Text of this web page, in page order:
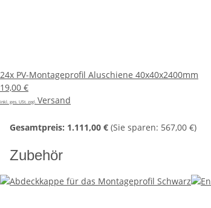
24x PV-Montageprofil Aluschiene 40x40x2400mm
19,00 €
inkl. ges. USt. zzgl. Versand
Gesamtpreis: 1.111,00 € (Sie sparen: 567,00 €)
Zubehör